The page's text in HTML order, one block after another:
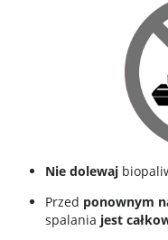
Nie dolewaj
Przed ponownym
spalania jest